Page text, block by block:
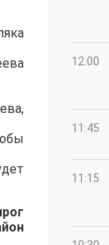
12:00
11:45
11:15